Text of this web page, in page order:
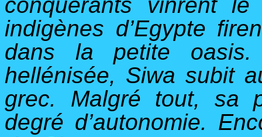
indigènes d’Egypte
dans la petite
hellénisée, Siwa subit
grec. Malgré tout, sa
degré d’autonomie.